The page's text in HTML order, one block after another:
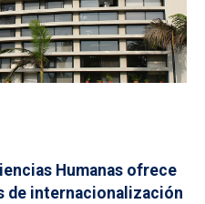
Humanas ofrece
de internacionalización